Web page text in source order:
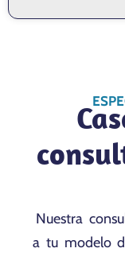
Nuestra
a tu modelo